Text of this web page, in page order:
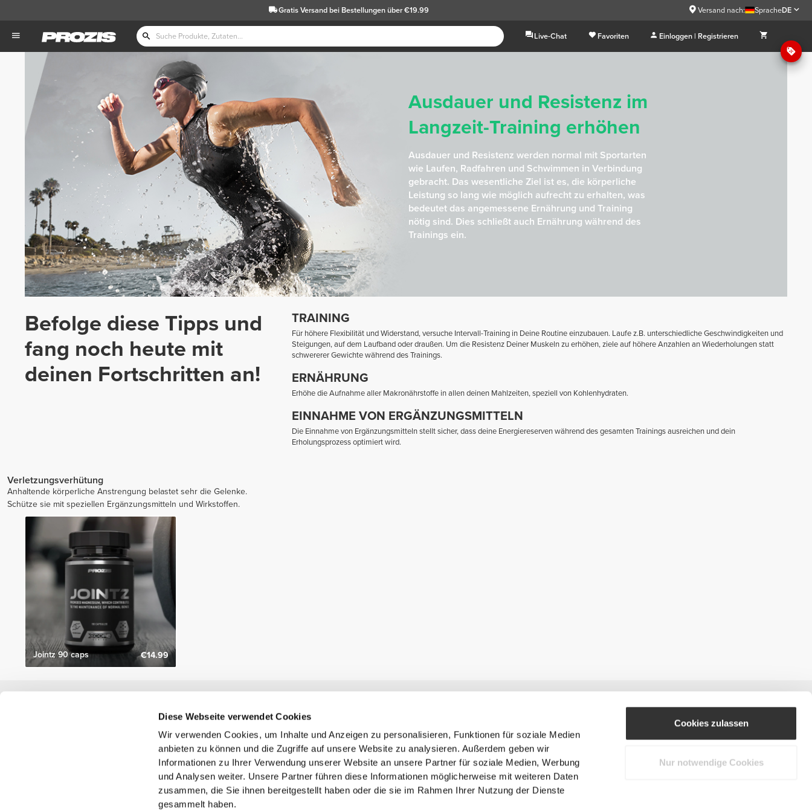
Diese Webseite verwendet Cookies
Wir verwenden Cookies, um Inhalte und Anzeigen zu personalisieren, Funktionen für soziale Medien
anbieten zu können und die Zugriffe auf unsere Website zu analysieren. Außerdem geben wir
Informationen zu Ihrer Verwendung unserer Website an unsere Partner für soziale Medien, Werbung
und Analysen weiter. Unsere Partner führen diese Informationen möglicherweise mit weiteren Daten
zusammen, die Sie ihnen bereitgestellt haben oder die sie im Rahmen Ihrer Nutzung der Dienste
gesammelt haben.
Cookies zulassen
Nur notwendige Cookies
Gratis Versandbei Bestellungen über €19.99 Versand nach: SpracheDE
Live-Chat Favoriten Einloggen | Registrieren
Ausdauer und Resistenz im
Langzeit-Training erhöhen
Ausdauer und Resistenz werden normal mit Sportarten
wie Laufen, Radfahren und Schwimmen in Verbindung
gebracht. Das wesentliche Ziel ist es, die körperliche
Leistung so lang wie möglich aufrecht zu erhalten, was
bedeutet das angemessene Ernährung und Training
nötig sind. Dies schließt auch Ernährung während des
Trainings ein.
Befolge diese Tipps und
fang noch heute mit
deinen Fortschritten an!
TRAINING
Für höhere Flexibilität und Widerstand, versuche Intervall-Training in Deine Routine einzubauen. Laufe z.B. unterschiedliche Geschwindigkeiten und
Steigungen, auf dem Laufband oder draußen. Um die Resistenz Deiner Muskeln zu erhöhen, ziele auf höhere Anzahlen an Wiederholungen statt
schwererer Gewichte während des Trainings.
ERNÄHRUNG
Erhöhe die Aufnahme aller Makronährstoffe in allen deinen Mahlzeiten, speziell von Kohlenhydraten.
EINNAHME VON ERGÄNZUNGSMITTELN
Die Einnahme von Ergänzungsmitteln stellt sicher, dass deine Energiereserven während des gesamten Trainings ausreichen und dein
Erholungsprozess optimiert wird.
Verletzungsverhütung
Anhaltende körperliche Anstrengung belastet sehr die Gelenke.
Schütze sie mit speziellen Ergänzungsmitteln und Wirkstoffen.
Jointz 90 caps €14.99
Erhalte Neuigkeiten und Angebote per E-Mail direkt in dein
Abonnieren